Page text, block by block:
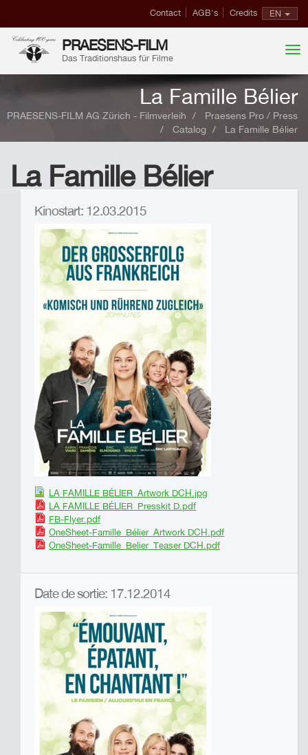
EN
Contact AGB's Credits
PRAESENS-FILM
Das Traditionshaus für Filme
La Famille Bélier
PRAESENS-FILM AG Zürich - Filmverleih
Praesens Pro / Press
Catalog
La Famille Bélier
La Famille Bélier
Kinostart: 12.03.2015
LA FAMILLE BÉLIER_Artwork DCH.jpg
LA FAMILLE BÉLIER_Presskit D.pdf
FB-Flyer.pdf
OneSheet-Famille_Bélier_Artwork DCH.pdf
OneSheet-Famille_Belier_Teaser DCH.pdf
Date de sortie: 17.12.2014